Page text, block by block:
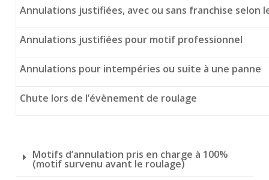
Annulations justifiées, avec ou sans franchise selon
Annulations justifiées pour motif professionnel
Annulations pour intempéries ou suite à une panne
Chute lors de l’évènement de roulage
Motifs d’annulation pris en charge à 100%
(motif survenu avant le roulage)